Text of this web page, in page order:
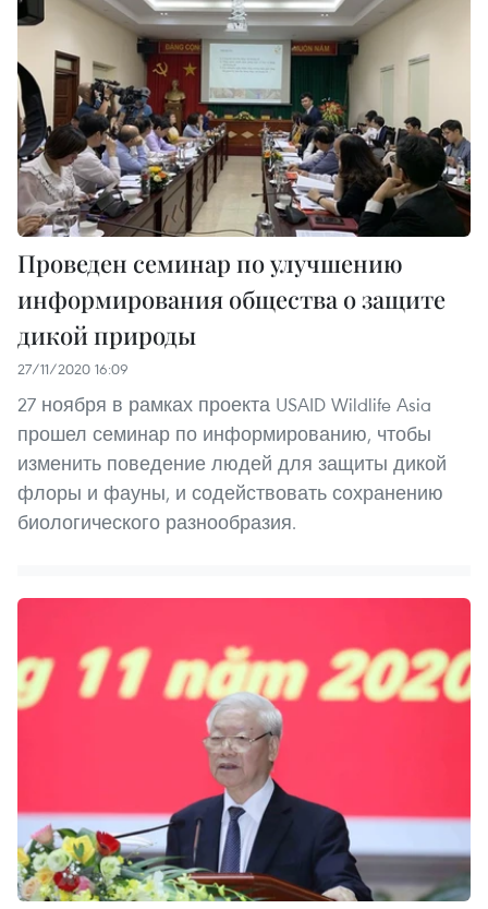
Проведен семинар по улучшению
информирования общества о защите
дикой природы
27/11/2020 16:09
27 ноября в рамках проекта USAID Wildlife Asia
прошел семинар по информированию, чтобы
изменить поведение людей для защиты дикой
флоры и фауны, и содействовать сохранению
биологического разнообразия.